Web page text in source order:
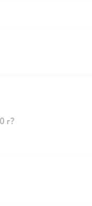
г?